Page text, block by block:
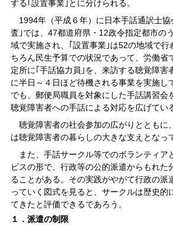
する｢設置事業｣とに分けられる。
1994年（平成６年）に日本手話通訳士協
査｣では、47都道府県・12政令指定都市の
域で実施され、｢設置事業｣は52の地域で行
ちろん民生予算での状況であって、労働省
定所に｢手話協力員｣を、来訪する聴覚障害
に半日～４日ほど待機される事業を実施し
でも、郵便局職員を対象にした手話講習会
聴覚障害者への手話による対応を広げてい
聴覚障害者の社会参加の広がりとともに
は聴覚障害者の暮らしの大きな支えとなっ
また、手話サークル等でのボランティア
ビスの形で、行政等の公的派遣からもれた
ることがある。その実践がやがて行政の派
っていく図式を見ると、サークルは歴史的
てきたと評価できるであろう。
１．派遣の制限